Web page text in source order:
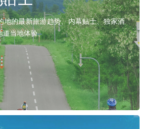
地的最新旅游趋势、内幕贴士、独家酒
道当地体验。